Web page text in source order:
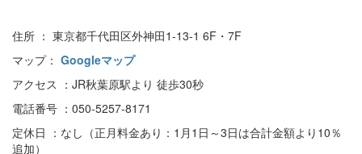
住所 ： 東京都千代田区外神田1-13-1 6F・7F
マップ： Googleマップ
アクセス ：JR秋葉原駅より 徒歩30秒
電話番号 ：050-5257-8171
定休日 ：なし（正月料金あり：1月1日～3日は合計金額より10％
追加）